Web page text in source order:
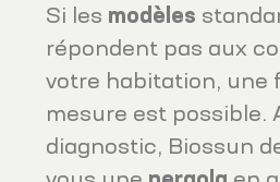
Si les modèles
répondent pas aux
votre habitation, une
mesure est possible.
diagnostic, Biossun